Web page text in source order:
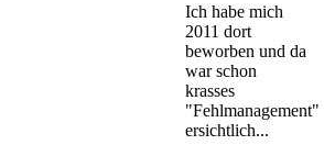
Ich habe mich
2011 dort
beworben und da
war schon
krasses
"Fehlmanagement"
ersichtlich...